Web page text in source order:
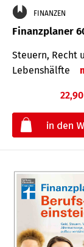
FINANZEN
Finanzplaner
Steuern, Recht
Lebenshälfte